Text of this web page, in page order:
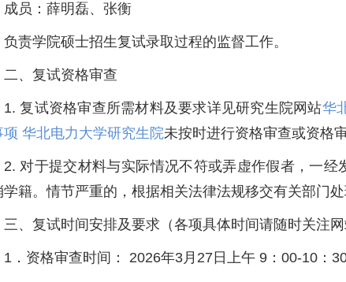
成员：薛明磊、张衡
负责学院硕士招生复试录取过程的监督工作。
二、复试资格审查
1. 复试资格审查所需材料及要求详见研究生院网站华
项 华北电力大学研究生院未按时进行资格审查或资格
2. 对于提交材料与实际情况不符或弄虚作假者，一
学籍。情节严重的，根据相关法律法规移交有关部门处
三、复试时间安排及要求（各项具体时间请随时关注网
1．资格审查时间： 2026年3月27日上午 9：00-10：30